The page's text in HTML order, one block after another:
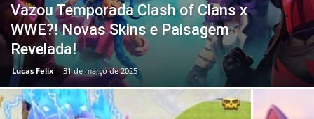
Vazou Temporada Clash of Clans x
WWE?! Novas Skins e Paisagem
Revelada!
Lucas Felix - 31 de março de 2025